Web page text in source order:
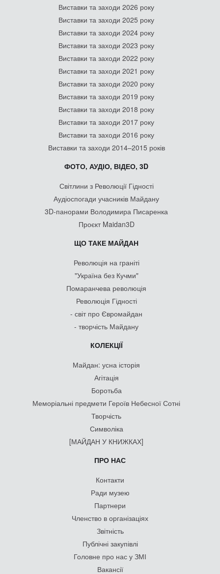
Виставки та заходи 2026 року
Виставки та заходи 2025 року
Виставки та заходи 2024 року
Виставки та заходи 2023 року
Виставки та заходи 2022 року
Виставки та заходи 2021 року
Виставки та заходи 2020 року
Виставки та заходи 2019 року
Виставки та заходи 2018 року
Виставки та заходи 2017 року
Виставки та заходи 2016 року
Виставки та заходи 2014–2015 років
ФОТО, АУДІО, ВІДЕО, 3D
Світлини з Революції Гідності
Аудіоспогади учасників Майдану
3D-панорами Володимира Писаренка
Проєкт Maidan3D
ЩО ТАКЕ МАЙДАН
Революція на граніті
"Україна без Кучми"
Помаранчева революція
Революція Гідності
- світ про Євромайдан
- творчість Майдану
КОЛЕКЦІЇ
Майдан: усна історія
Агітація
Боротьба
Меморіальні предмети Героїв Небесної Сотні
Творчість
Символіка
[МАЙДАН У КНИЖКАХ]
ПРО НАС
Контакти
Ради музею
Партнери
Членство в організаціях
Звітність
Публічні закупівлі
Головне про нас у ЗМІ
Вакансії